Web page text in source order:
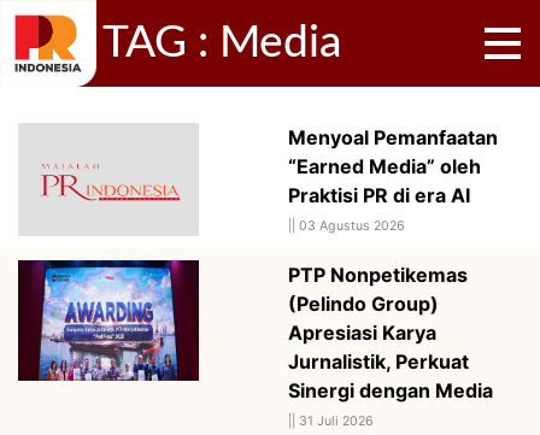
TAG : Media
Menyoal Pemanfaatan
“Earned Media” oleh
Praktisi PR di era AI
03 Agustus 2026
PTP Nonpetikemas
(Pelindo Group)
Apresiasi Karya
Jurnalistik, Perkuat
Sinergi dengan Media
31 Juli 2026